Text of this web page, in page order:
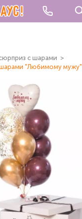
с шарами
"Любимому мужу"